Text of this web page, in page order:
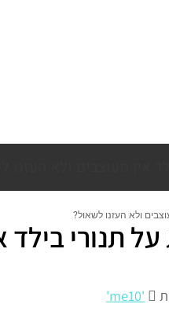
ולא העזנו לשאול?
תנורי בילד
'me10'